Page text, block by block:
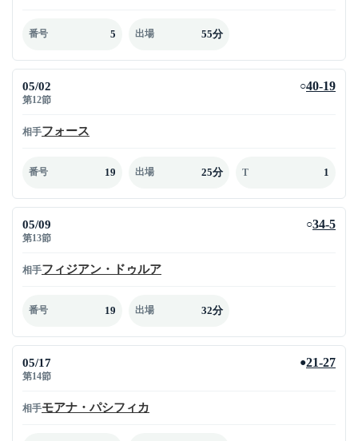
番号 5 出場 55分
05/02
第12節
○40-19
相手フォース
番号 19 出場 25分 T 1
05/09
第13節
○34-5
相手フィジアン・ドゥルア
番号 19 出場 32分
05/17
第14節
●21-27
相手モアナ・パシフィカ